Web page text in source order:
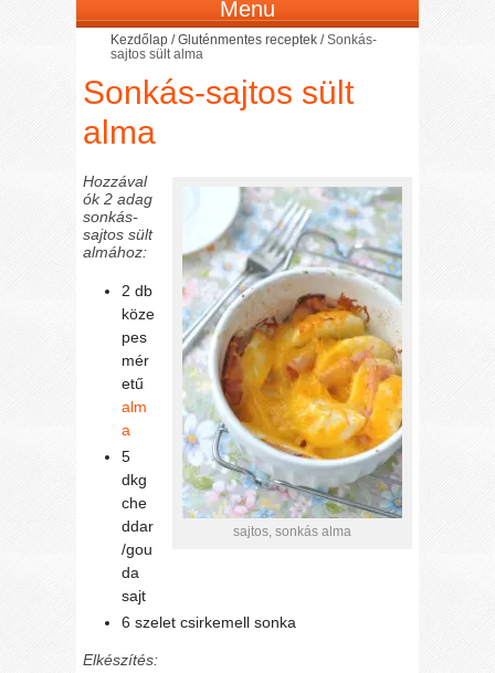
Menu
Kezdőlap /Gluténmentes receptek /Sonkás-
sajtos sült alma
Sonkás-sajtos sült
alma
sajtos, sonkás alma
Hozzával
ók 2 adag
sonkás-
sajtos sült
almához:
2 db
köze
pes
mér
etű
alm
a
5
dkg
che
ddar
/gou
da
sajt
6 szelet csirkemell sonka
Elkészítés: